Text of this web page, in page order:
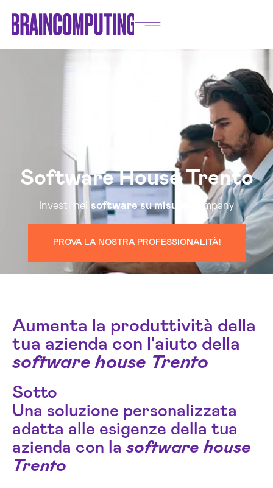
Software House Trento
Investi nel software su misura company
PROVA LA NOSTRA PROFESSIONALITÀ!
Aumenta la produttività della
tua azienda con l'aiuto della
software house Trento
Sotto
Una soluzione personalizzata
adatta alle esigenze della tua
azienda con la software house
Trento